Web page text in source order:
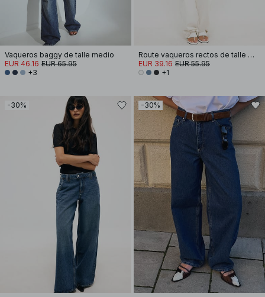
Vaqueros baggy de talle medio
EUR 46.16 EUR 65.95
+3
Route vaqueros rectos de talle medio
EUR 39.16 EUR 55.95
+1
-30% -30%